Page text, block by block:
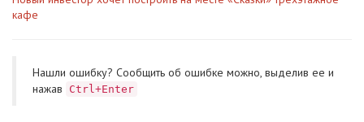
кафе
Нашли ошибку? Cообщить об ошибке можно, выделив ее и
нажав
Ctrl+Enter